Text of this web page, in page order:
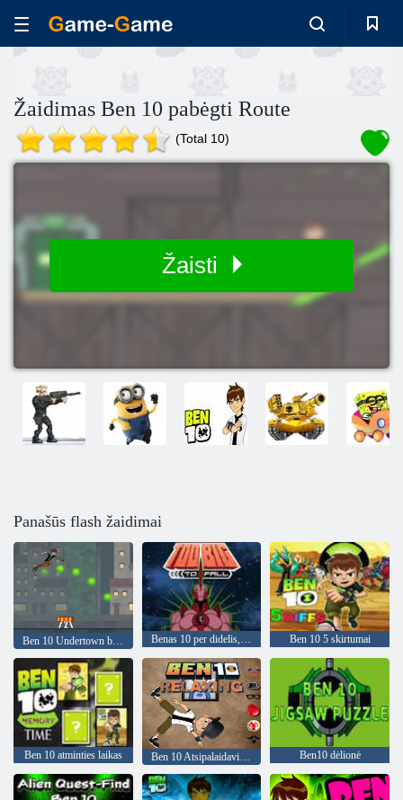
Žaidimas Ben 10 pabėgti Route
(Total 10)
Žaisti
Panašūs flash žaidimai
Ben 10 Undertown bėgikas Benas 10 per didelis, kad nukristų Ben 10 5 skirtumai
Ben 10 atminties laikas Ben 10 Atsipalaidavimas Ben10 dėlionė